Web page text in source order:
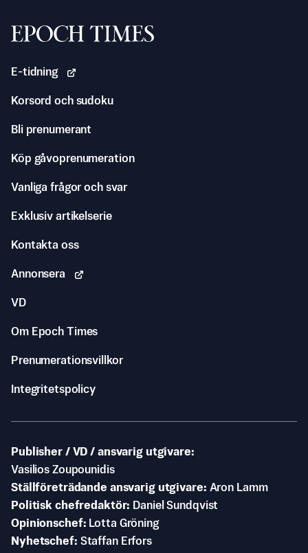
Svenska Epoch Times
E-tidning
Korsord och sudoku
Bli prenumerant
Köp gåvoprenumeration
Vanliga frågor och svar
Exklusiv artikelserie
Kontakta oss
Annonsera
VD
Om Epoch Times
Prenumerationsvillkor
Integritetspolicy
Publisher / VD / ansvarig utgivare
Vasilios Zoupounidis
Ställföreträdande ansvarig utgivare Aron Lamm
Politisk chefredaktör
Daniel Sundqvist
Opinionschef
Lotta Gröning
Nyhetschef Staffan Erfors